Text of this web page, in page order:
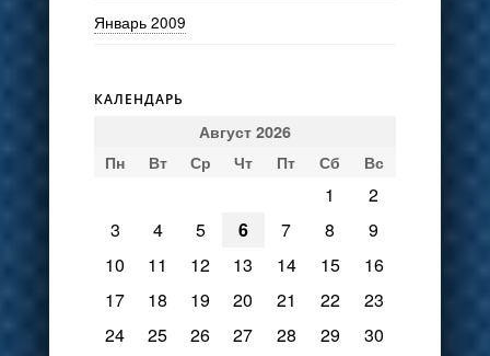
Январь 2009
КАЛЕНДАРЬ
Август 2026
Пн
Вт Ср Чт Пт Сб Вс
1
2
3
4 5 6 7 8
9
10
11 12 13 14 15
16
17
18 19 20 21 22
23
24
25 26 27 28 29
30